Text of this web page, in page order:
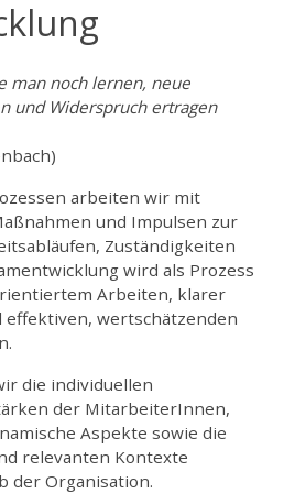
man noch lernen, neue
und Widerspruch ertragen
arbeiten wir mit
und Impulsen zur
Zuständigkeiten
wird als Prozess
Arbeiten, klarer
wertschätzenden
die individuellen
der MitarbeiterInnen,
Aspekte sowie die
relevanten Kontexte
der Organisation.